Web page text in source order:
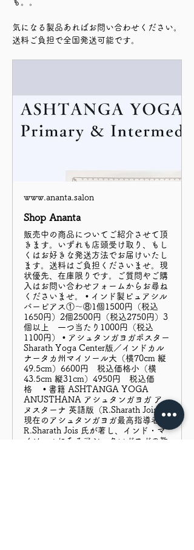
も。。
気になる製品あればお問い合わせください。
送料ご負担で全国発送可能です。
www.ananta.salon
Shop Ananta
販売中の商品についてご紹介させて頂
きます。いずれも店頭受け取り、もし
くはお好きな発送方法でお届けいたし
ます。送料はご負担くださいませ。現
状優先、在庫限りです。ご質問やご購
入はお問い合わせフォームからお尋ね
くださいませ。 • インド製ピュアシル
バーピアス①〜⑧1個1500円（税込
1650円）2個2500円（税込2750円）3
個以上 一つ当たり1000円（税込
1100円） • アシュタンガヨガポスター
Sharath Yoga Center版／インドカル
ナータカ州マイソール大（横70cm 縦
49.5cm）6600円 税込価格小（横
43.5cm 縦31cm）4950円 税込価
格 • 書籍 ASHTANGA YOGA
ANUSTHANA アシュタンガヨガ ア
ヌスターナ 英語版（R.Sharath Jois）
現在のアシュタンガヨガ最高指導者
R.Sharath Jois 氏が著し、インド・マ
イソールにあるアシュタンガヨガの教